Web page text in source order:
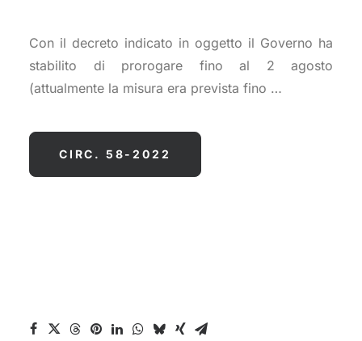
Con il decreto indicato in oggetto il Governo ha
stabilito di prorogare fino al 2 agosto
(attualmente la misura era prevista fino …
CIRC. 58-2022